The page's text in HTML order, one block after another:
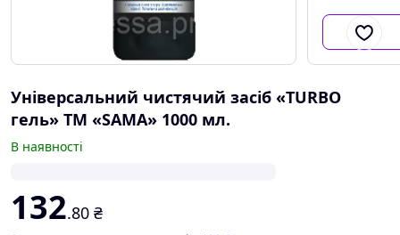
Універсальний чистячий засіб «TURBO
гель» ТМ «SAMA» 1000 мл.
В наявності
132.80 ₴